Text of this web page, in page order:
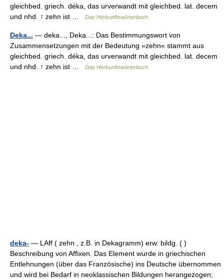
gleichbed. griech. déka, das urverwandt mit gleichbed. lat. decem
und nhd. ↑ zehn ist …
Das Herkunftswörterbuch
Deka... — deka..., Deka...: Das Bestimmungswort von
Zusammensetzungen mit der Bedeutung »zehn« stammt aus
gleichbed. griech. déka, das urverwandt mit gleichbed. lat. decem
und nhd. ↑ zehn ist …
Das Herkunftswörterbuch
deka- — LAff ( zehn , z.B. in Dekagramm) erw. bildg. ( )
Beschreibung von Affixen. Das Element wurde in griechischen
Entlehnungen (über das Französische) ins Deutsche übernommen
und wird bei Bedarf in neoklassischen Bildungen herangezogen;